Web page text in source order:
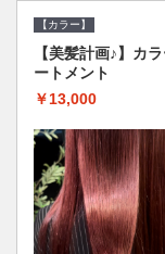
【カラー】
【美髪計画♪】カ
ートメント
￥13,000